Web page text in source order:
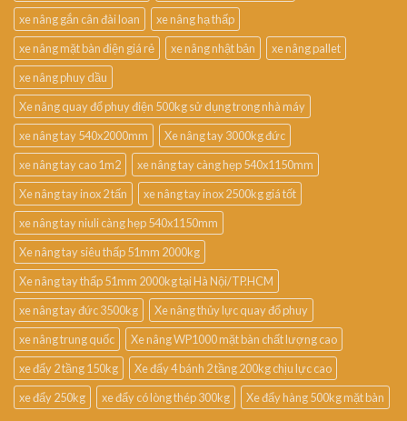
xe nâng gắn cân đài loan
xe nâng hạ thấp
xe nâng mặt bàn điện giá rẻ
xe nâng nhật bản
xe nâng pallet
xe nâng phuy dầu
Xe nâng quay đổ phuy điện 500kg sử dụng trong nhà máy
xe nâng tay 540x2000mm
Xe nâng tay 3000kg đức
xe nâng tay cao 1m2
xe nâng tay càng hẹp 540x1150mm
Xe nâng tay inox 2 tấn
xe nâng tay inox 2500kg giá tốt
xe nâng tay niuli càng hẹp 540x1150mm
Xe nâng tay siêu thấp 51mm 2000kg
Xe nâng tay thấp 51mm 2000kg tại Hà Nội/TP.HCM
xe nâng tay đức 3500kg
Xe nâng thủy lực quay đổ phuy
xe nâng trung quốc
Xe nâng WP1000 mặt bàn chất lượng cao
xe đẩy 2 tầng 150kg
Xe đẩy 4 bánh 2 tầng 200kg chịu lực cao
xe đẩy 250kg
xe đẩy có lòng thép 300kg Xe đẩy hàng 500kg mặt bàn